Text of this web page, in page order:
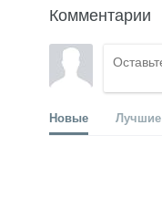
Комментарии
Новые Лучшие